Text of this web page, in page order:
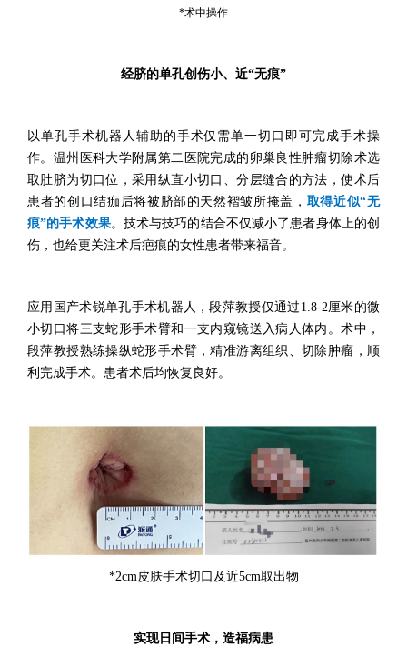
*术中操作
经脐的单孔创伤小、近“无痕”
以单孔手术机器人辅助的手术仅需单一切口即可完成手术操
作。温州医科大学附属第二医院完成的卵巢良性肿瘤切除术选
取肚脐为切口位，采用纵直小切口、分层缝合的方法，使术后
患者的创口结痂后将被脐部的天然褶皱所掩盖， 取得近似“无
痕”的手术效果。技术与技巧的结合不仅减小了患者身体上的创
伤，也给更关注术后疤痕的女性患者带来福音。
应用国产术锐单孔手术机器人，段萍教授仅通过1.8-2厘米的微
小切口将三支蛇形手术臂和一支内窥镜送入病人体内。术中，
段萍教授熟练操纵蛇形手术臂，精准游离组织、切除肿瘤，顺
利完成手术。患者术后均恢复良好。
*2cm皮肤手术切口及近5cm取出物
实现日间手术，造福病患